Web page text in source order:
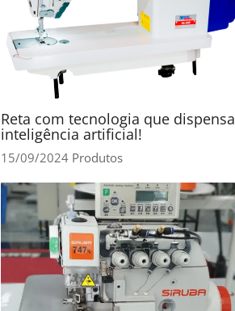
Reta com tecnologia que dispensa
inteligência artificial!
15/09/2024 Produtos